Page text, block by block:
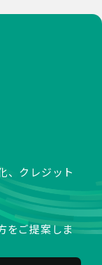
、クレジット
をご提案しま